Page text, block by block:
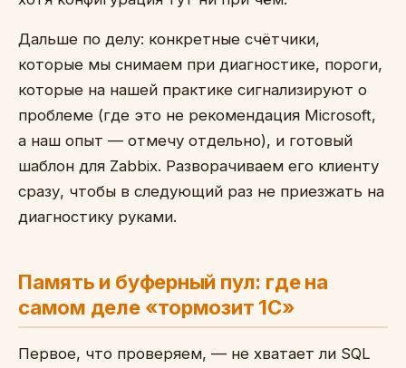
Дальше по делу: конкретные счётчики,
которые мы снимаем при диагностике, пороги,
которые на нашей практике сигнализируют о
проблеме (где это не рекомендация Microsoft,
а наш опыт — отмечу отдельно), и готовый
шаблон для Zabbix. Разворачиваем его клиенту
сразу, чтобы в следующий раз не приезжать на
диагностику руками.
Память и буферный пул: где на
самом деле «тормозит 1С»
Первое, что проверяем, — не хватает ли SQL